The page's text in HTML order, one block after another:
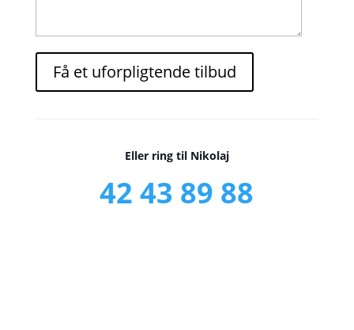
Få et uforpligtende tilbud
Eller ring til Nikolaj
42 43 89 88